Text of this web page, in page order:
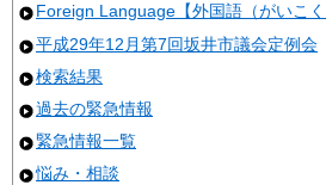
Foreign Language【外国語（がいこく
平成29年12月第7回坂井市議会定例会
検索結果
過去の緊急情報
緊急情報一覧
悩み・相談